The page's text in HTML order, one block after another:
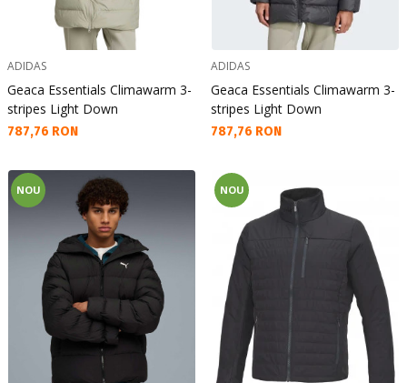
ADIDAS
Geaca Essentials Climawarm 3-
stripes Light Down
Текуща цена:
787,76 RON
ADIDAS
Geaca Essentials Climawarm 3-
stripes Light Down
Текуща цена:
787,76 RON
NOU NOU